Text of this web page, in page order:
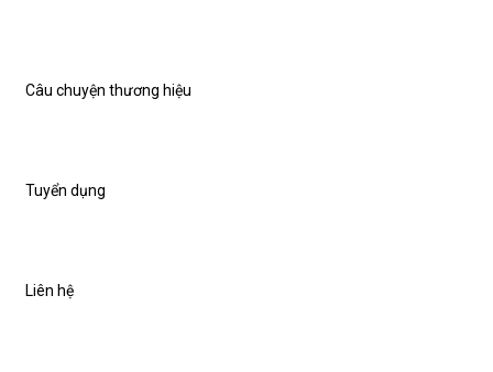
Câu chuyện thương hiệu
Tuyển dụng
Liên hệ